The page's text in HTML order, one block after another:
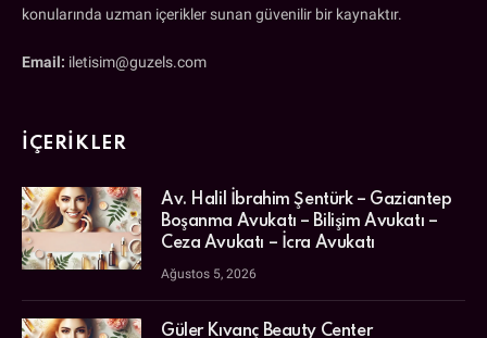
konularında uzman içerikler sunan güvenilir bir kaynaktır.
Email: iletisim@guzels.com
İÇERIKLER
Av. Halil İbrahim Şentürk – Gaziantep
Boşanma Avukatı – Bilişim Avukatı –
Ceza Avukatı – İcra Avukatı
Ağustos 5, 2026
Güler Kıvanç Beauty Center